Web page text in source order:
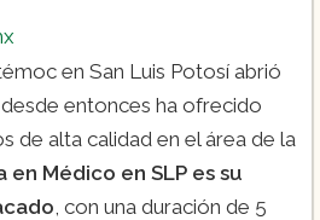
en San Luis Potosí abrió
entonces ha ofrecido
de alta calidad en el área de la
Médico en SLP es su
, con una duración de 5